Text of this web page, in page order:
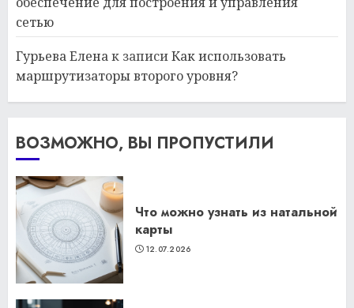
сетью
Гурьева Еленак записиКак использовать
маршрутизаторы второго уровня?
ВОЗМОЖНО, ВЫ ПРОПУСТИЛИ
Что можно узнать из натальной
карты
12.07.2026